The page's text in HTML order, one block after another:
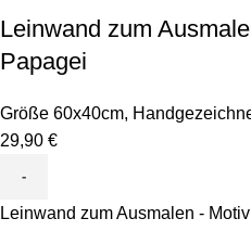
Leinwand zum
Papagei
Größe 60x40cm,
29,90 €
Leinwand zum Ausmalen -